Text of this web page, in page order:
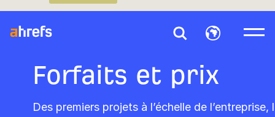
Forfaits et prix
Des premiers projets à l’échelle de l’entreprise,